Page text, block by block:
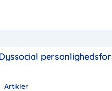
Artikler